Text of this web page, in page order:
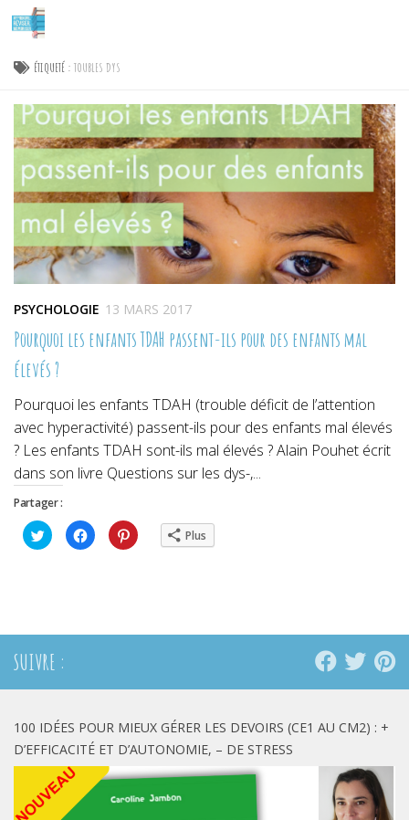
Skip to content
ÉTIQUETÉ : TOUBLES DYS
PSYCHOLOGIE 13 MARS 2017
Pourquoi les enfants TDAH passent-ils pour des enfants mal
élevés ?
Pourquoi les enfants TDAH (trouble déficit de l’attention
avec hyperactivité) passent-ils pour des enfants mal élevés
? Les enfants TDAH sont-ils mal élevés ? Alain Pouhet écrit
dans son livre Questions sur les dys-,...
Partager :
Cliquez
pour
partager
Cliquez
pour
partager
Cliquez
pour Plus
SUIVRE :
100 IDÉES POUR MIEUX GÉRER LES DEVOIRS (CE1 AU CM2) : +
D’EFFICACITÉ ET D’AUTONOMIE, – DE STRESS